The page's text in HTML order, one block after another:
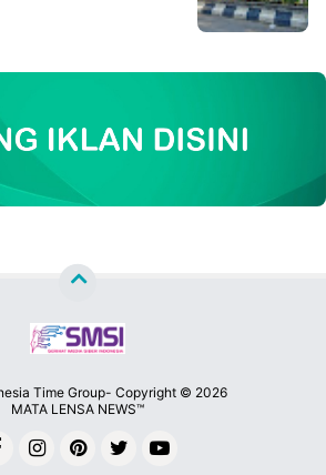
Time Group- Copyright © 2026
MATA LENSA NEWS™
By
Raushan